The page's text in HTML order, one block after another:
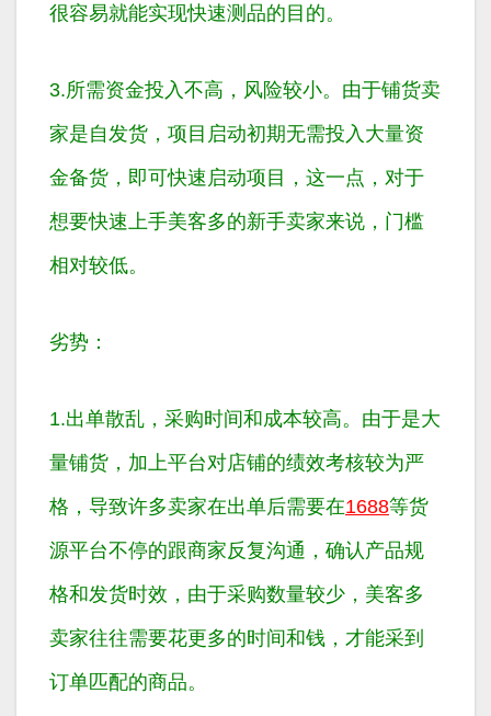
很容易就能实现快速测品的目的。
3.所需资金投入不高，风险较小。由于铺货卖
家是自发货，项目启动初期无需投入大量资
金备货，即可快速启动项目，这一点，对于
想要快速上手美客多的新手卖家来说，门槛
相对较低。
劣势：
1.出单散乱，采购时间和成本较高。由于是大
量铺货，加上平台对店铺的绩效考核较为严
格，导致许多卖家在出单后需要在1688等货
源平台不停的跟商家反复沟通，确认产品规
格和发货时效，由于采购数量较少，美客多
卖家往往需要花更多的时间和钱，才能采到
订单匹配的商品。